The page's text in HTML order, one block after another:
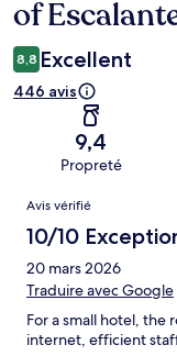
of
8,8 Excellent
446 avis
9,4
Propreté
Avis
Avis vérifié
10/10
20 mars 2026
Traduire avec Google
For a small hotel,
internet, efficient